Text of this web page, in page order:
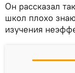
Он рассказал
школ плохо
изучения